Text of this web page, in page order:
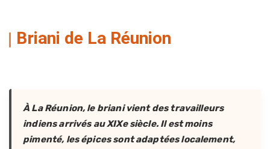
Briani de La Réunion
À La Réunion, le briani vient des travailleurs
indiens arrivés au XIXe siècle. Il est moins
pimenté, les épices sont adaptées localement,